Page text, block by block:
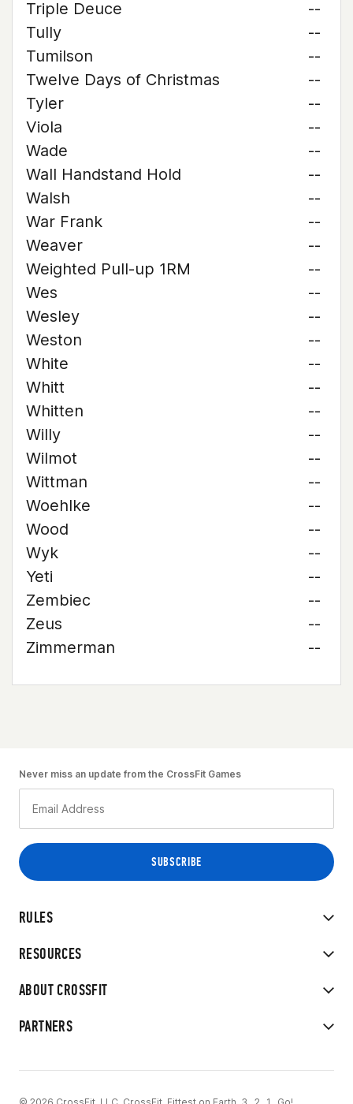
Triple Deuce
--
Tully
--
Tumilson
--
Twelve Days of Christmas
--
Tyler
--
Viola
--
Wade
--
Wall Handstand Hold
--
Walsh
--
War Frank
--
Weaver
--
Weighted Pull-up 1RM
--
Wes
--
Wesley
--
Weston
--
White
--
Whitt
--
Whitten
--
Willy
--
Wilmot
--
Wittman
--
Woehlke
--
Wood
--
Wyk
--
Yeti
--
Zembiec
--
Zeus
--
Zimmerman
--
RULES
RESOURCES
ABOUT CROSSFIT
PARTNERS
Never miss an update from the CrossFit Games